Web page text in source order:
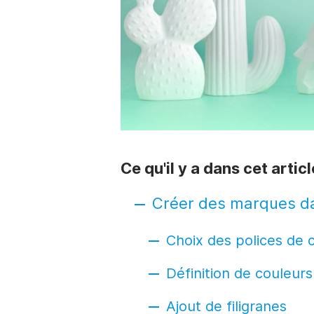
Ce qu'il y a dans cet
Créer des marques
Choix des polices de
Définition de
Ajout de filigranes